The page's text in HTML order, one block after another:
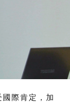
際肯定，加